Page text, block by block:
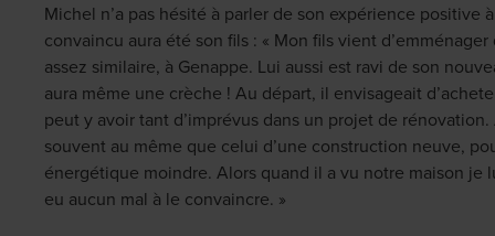
Michel n’a pas hésité à parler de son expérience positive
convaincu aura été son fils : « Mon fils vient
assez similaire, à Genappe. Lui aussi est ravi de son
aura même une crèche ! Au départ, il envisageait
peut y avoir tant d’imprévus dans un projet de
souvent au même que celui d’une construction neuve,
énergétique moindre. Alors quand il a vu notre maison je
eu aucun mal à le convaincre. »